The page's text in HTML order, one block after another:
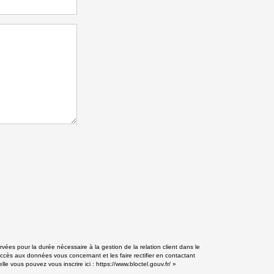
pour la durée nécessaire à la gestion de la relation client dans le
aux données vous concernant et les faire rectifier en contactant
vous pouvez vous inscrire ici : https://www.bloctel.gouv.fr/ »